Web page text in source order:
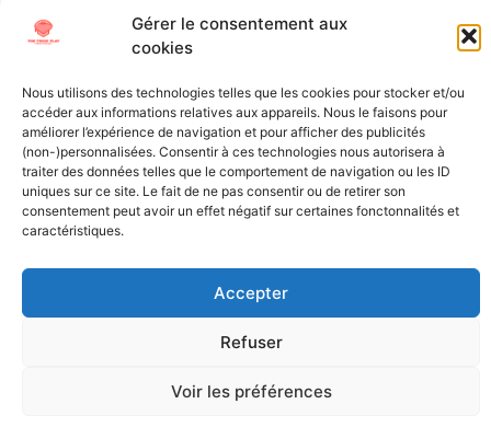
Gérer le consentement aux
cookies
Nous utilisons des technologies telles que les cookies pour stocker et/ou
accéder aux informations relatives aux appareils. Nous le faisons pour
améliorer l’expérience de navigation et pour afficher des publicités
(non-)personnalisées. Consentir à ces technologies nous autorisera à
traiter des données telles que le comportement de navigation ou les ID
uniques sur ce site. Le fait de ne pas consentir ou de retirer son
consentement peut avoir un effet négatif sur certaines fonctonnalités et
caractéristiques.
Accepter
Refuser
Voir les préférences
Grade : 1st round Top 10
Draft Projection : 1st round Top 15
ÉtiquetéArizonaDraftMCMILLANNCAANFL
DraftScoutingTETAIROAWR
All Texts Rights Reserved © 2023
d’auteur. Il est interdit de reproduire, distribuer ou utiliser de
quelque manière que ce soit ces éléments sans l’autorisation